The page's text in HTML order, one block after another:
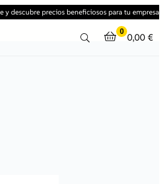
y descubre precios beneficiosos para tu empresa
0 0,00 €